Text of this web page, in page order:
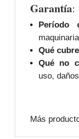
Garantía:
Período
Qué
Qué no
uso,
Más